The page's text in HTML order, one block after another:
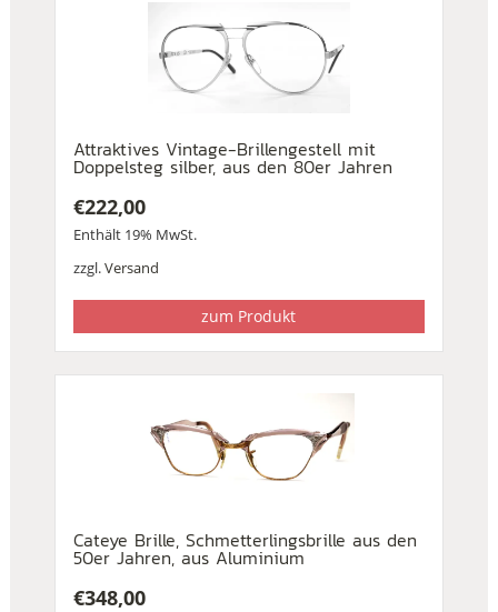
Attraktives Vintage-Brillengestell mit
Doppelsteg silber, aus den 80er Jahren
€222,00
Enthält 19% MwSt.
zzgl.Versand
zum Produkt
Cateye Brille, Schmetterlingsbrille aus den
50er Jahren, aus Aluminium
€348,00